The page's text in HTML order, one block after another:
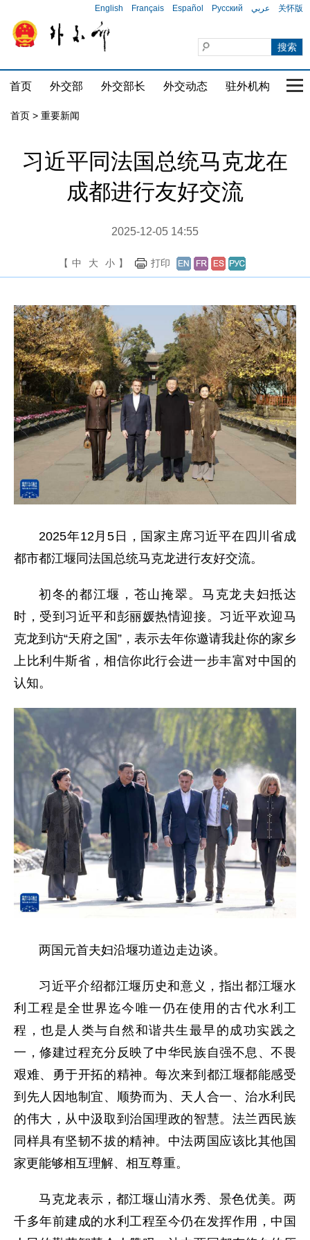
English Français Español Русский عربي 关怀版
首页 外交部 外交部长 外交动态 驻外机构 国
首页 > 重要新闻
习近平同法国总统马克龙在
成都进行友好交流
2025-12-05 14:55
【 中 大 小 】 打印
2025年12月5日，国家主席习近平在四川省成
都市都江堰同法国总统马克龙进行友好交流。
初冬的都江堰，苍山掩翠。马克龙夫妇抵达
时，受到习近平和彭丽媛热情迎接。习近平欢迎马
克龙到访“天府之国”，表示去年你邀请我赴你的家乡
上比利牛斯省，相信你此行会进一步丰富对中国的
认知。
两国元首夫妇沿堰功道边走边谈。
习近平介绍都江堰历史和意义，指出都江堰水
利工程是全世界迄今唯一仍在使用的古代水利工
程，也是人类与自然和谐共生最早的成功实践之
一，修建过程充分反映了中华民族自强不息、不畏
艰难、勇于开拓的精神。每次来到都江堰都能感受
到先人因地制宜、顺势而为、天人合一、治水利民
的伟大，从中汲取到治国理政的智慧。法兰西民族
同样具有坚韧不拔的精神。中法两国应该比其他国
家更能够相互理解、相互尊重。
马克龙表示，都江堰山清水秀、景色优美。两
千多年前建成的水利工程至今仍在发挥作用，中国